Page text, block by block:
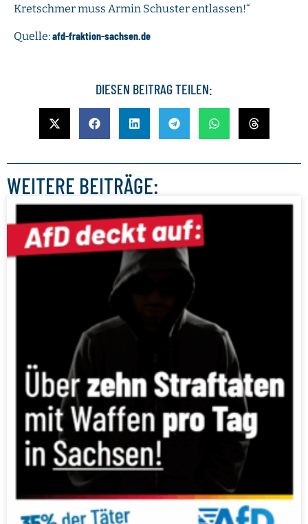
Kretschmer muss Armin Schuster entlassen!“
Quelle:afd-fraktion-sachsen.de
DIESEN BEITRAG TEILEN:
WEITERE BEITRÄGE: